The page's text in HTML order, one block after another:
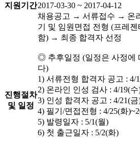
지원기간2017-03-30 ~ 2017-04-12
진행절차
및 일정
채용공고 → 서류접수 → 온
기 및 임원면접 전형 (프레
함) → 최종 합격자 선정
◎ 추후일정 (일정은 사정에
다)
1) 서류전형 합격자 공고 : 4/
2) 온라인 인성 검사 : 4/19(수
3) 인성 합격자 공고 : 4/21(금
4) 필기/면접전형 : 4/25(화
5) 발령일자 : 5/1(월)
6) 첫 출근일자 : 5/2(화)